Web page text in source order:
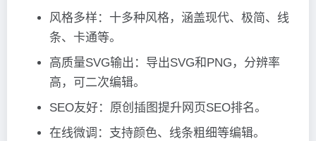
风格多样：十多种风格，涵盖现代、极简、线
条、卡通等。
高质量SVG输出：导出SVG和PNG，分辨率
高，可二次编辑。
SEO友好：原创插图提升网页SEO排名。
在线微调：支持颜色、线条粗细等编辑。